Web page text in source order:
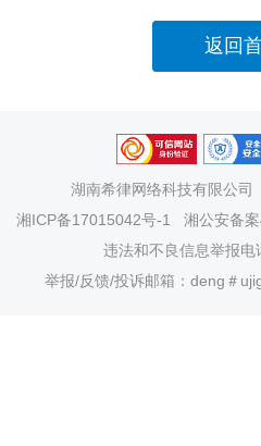
返回
湖南希律网络科技有限公司
湘ICP备17015042号-1
湘公安备
违法和不良信息举报
举报/反馈/投诉邮箱：deng＃